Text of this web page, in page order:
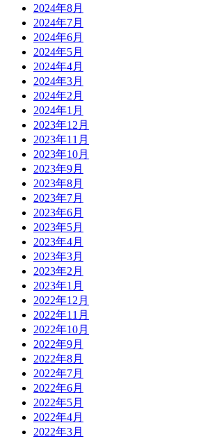
2024年8月
2024年7月
2024年6月
2024年5月
2024年4月
2024年3月
2024年2月
2024年1月
2023年12月
2023年11月
2023年10月
2023年9月
2023年8月
2023年7月
2023年6月
2023年5月
2023年4月
2023年3月
2023年2月
2023年1月
2022年12月
2022年11月
2022年10月
2022年9月
2022年8月
2022年7月
2022年6月
2022年5月
2022年4月
2022年3月